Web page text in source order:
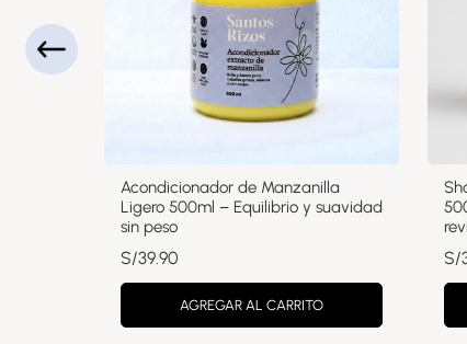
Acondicionador de Manzanilla
Ligero 500ml – Equilibrio y suavidad
sin peso
S/39.90
AGREGAR AL CARRITO
S/